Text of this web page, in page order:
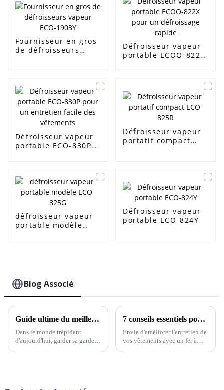
Fournisseur en gros
de défroisseurs
Défroisseur vapeur
portable ECOO-822X
Défroisseur vapeur
portable ECO-830P
Défroisseur vapeur
portatif compact
défroisseur vapeur
portable modèle
Défroisseur vapeur
portable ECO-824Y
Blog Associé
Guide ultime du meilleur défroisseur vapeur portable pour un défroissage rapide
Dans le monde trépidant
d'aujourd'hui, garder sa garde-
7 conseils essentiels pour trouver le fer à vapeur pure idéal pour votre entreprise
Envie d'améliorer l'entretien de
vos vêtements avec un fer à